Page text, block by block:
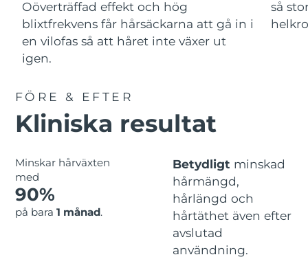
Oöverträffad effekt och hög
blixtfrekvens får hårsäckarna att gå in i
en vilofas så att håret inte växer ut
igen.
så
FÖRE & EFTER
Kliniska resultat
Minskar hårväxten
med
90%
på bara 1 månad.
Betydligt minskad
hårmängd,
hårlängd och
hårtäthet även efter
avslutad
användning.
For healthy hair
18% PAP
Kosmetika Man
Handla allt
FOREO APP
OM FOREO
Israel Förväntad leverans
Italien Förväntad leverans
Jersey Förväntad leverans
Kuwait Förväntad leverans
Lettland Förväntad leverans 8/11/26